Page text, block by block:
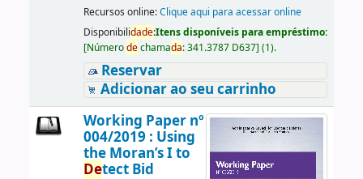
Recursos online:Clique aqui para acessar online
Disponibilidade:Itens disponíveis para empréstimo:
[Númerodechamada:341.3787 D637] (1).
Reservar
Adicionar ao seu carrinho
Working Paper nº
004/2019 : Using
the Moran’s I to
Detect Bid